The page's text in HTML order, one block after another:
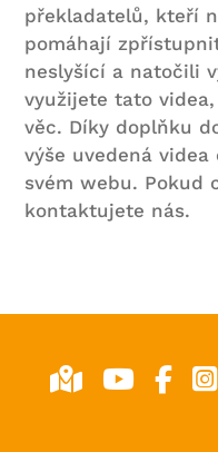
překladatelů, kteří
pomáhají
neslyšící a natočili
využijete tato
věc. Díky doplňku
výše uvedená
svém webu. Pokud
kontaktujete nás.